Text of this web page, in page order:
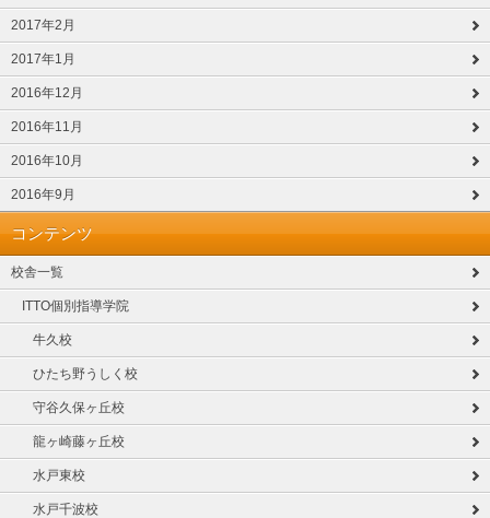
2017年2月
2017年1月
2016年12月
2016年11月
2016年10月
2016年9月
コンテンツ
校舎一覧
ITTO個別指導学院
牛久校
ひたち野うしく校
守谷久保ヶ丘校
龍ヶ崎藤ヶ丘校
水戸東校
水戸千波校